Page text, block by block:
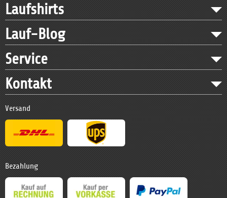
Laufshirts
Lauf-Blog
Service
Kontakt
Versand
Bezahlung